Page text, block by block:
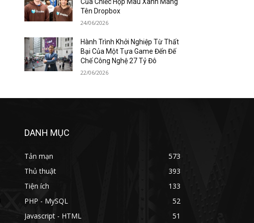
Tên Dropbox
24/06/2026
Hành Trình Khởi Nghiệp Từ Thất
Bại Của Một Tựa Game Đến Đế
Chế Công Nghệ 27 Tỷ Đô
22/06/2026
DANH MỤC
Tản mạn
573
Thủ thuật
393
Tiện ích
133
PHP - MySQL
52
Javascript - HTML
51